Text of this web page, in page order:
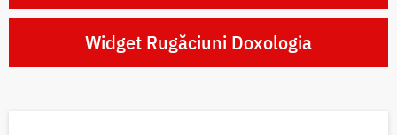
Widget Rugăciuni Doxologia